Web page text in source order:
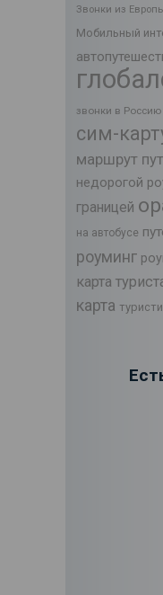
Звонки из
Мобильный
звонки в Россию
сим-
маршрут
недорогой
границей
на автобусе
роуминг
карта
карта